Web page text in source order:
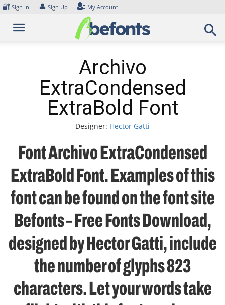
Skip
content
🔐 Sign In 👤 Sign Up My Account
Archivo
ExtraCondensed
ExtraBold Font
Designer: Hector Gatti
Font Archivo ExtraCondensed
ExtraBold Font. Examples of this
font can be found on the font site
Befonts – Free Fonts Download,
designed by Hector Gatti, include
the number of glyphs 823
characters. Let your words take